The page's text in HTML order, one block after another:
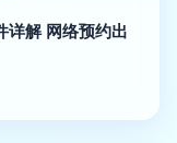
详解 网络预约出